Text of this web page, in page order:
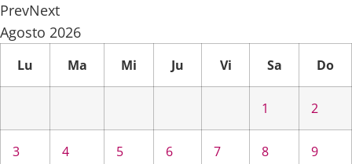
PrevNext
Agosto 2026
Lu Ma Mi Ju Vi Sa Do
1 2
3 4 5 6 7 8 9